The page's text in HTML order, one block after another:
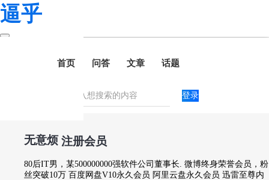
逼乎
首页 问答 文章 话题
登录
无意烦注册会员
80后IT男，某500000000强软件公司董事长. 微博终身荣誉会员，粉
丝突破10万 百度网盘V10永久会员 阿里云盘永久会员 迅雷至尊内